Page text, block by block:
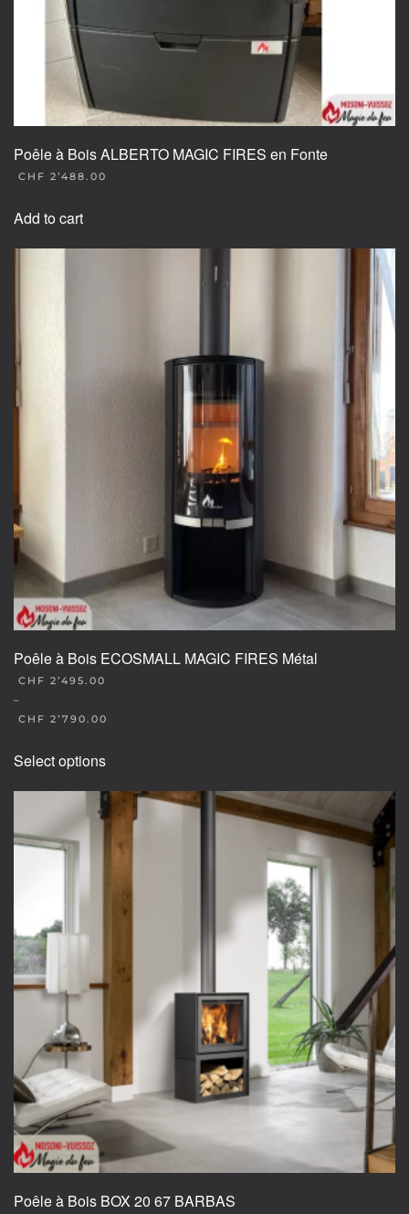
Poêle à Bois ALBERTO MAGIC FIRES en Fonte
CHF 2’488.00
Add to cart
Poêle à Bois ECOSMALL MAGIC FIRES Métal
CHF 2’495.00
–
CHF 2’790.00
Select optionsproduct
has
multiple
variants.
may
on
product
page
Poêle à Bois BOX 20 67 BARBAS